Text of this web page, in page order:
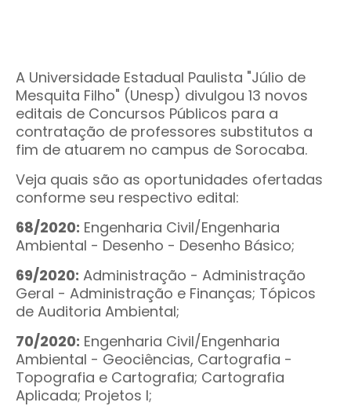
A Universidade Estadual Paulista "Júlio de
Mesquita Filho" (Unesp) divulgou 13 novos
editais de Concursos Públicos para a
contratação de professores substitutos a
fim de atuarem no campus de Sorocaba.
Veja quais são as oportunidades ofertadas
conforme seu respectivo edital:
68/2020: Engenharia Civil/Engenharia
Ambiental - Desenho - Desenho Básico;
69/2020: Administração - Administração
Geral - Administração e Finanças; Tópicos
de Auditoria Ambiental;
70/2020: Engenharia Civil/Engenharia
Ambiental - Geociências, Cartografia -
Topografia e Cartografia; Cartografia
Aplicada; Projetos I;